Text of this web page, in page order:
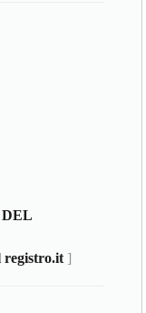
registro.it ]